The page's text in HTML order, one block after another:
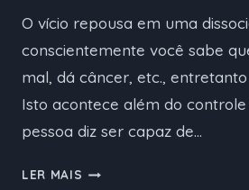
O vício repousa em uma
conscientemente você sabe
mal, dá câncer, etc.,
Isto acontece além do
pessoa diz ser capaz de…
LER MAIS SOBRE